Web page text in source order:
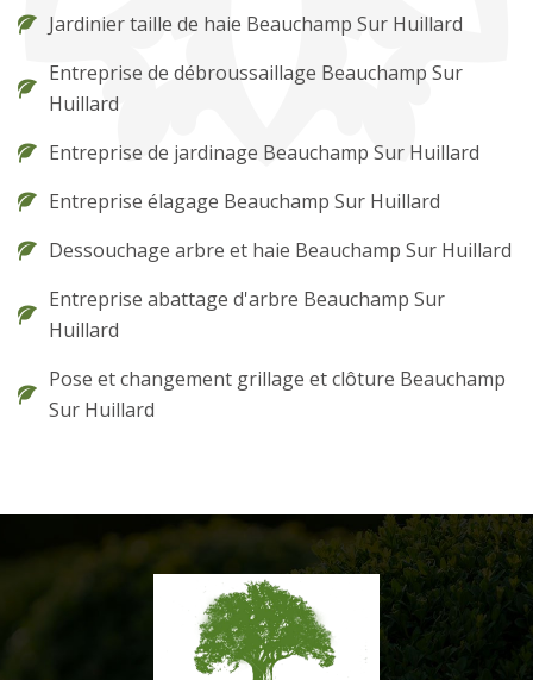
Jardinier taille de haie Beauchamp Sur Huillard
Entreprise de débroussaillage Beauchamp Sur
Huillard
Entreprise de jardinage Beauchamp Sur Huillard
Entreprise élagage Beauchamp Sur Huillard
Dessouchage arbre et haie Beauchamp Sur Huillard
Entreprise abattage d'arbre Beauchamp Sur
Huillard
Pose et changement grillage et clôture Beauchamp
Sur Huillard